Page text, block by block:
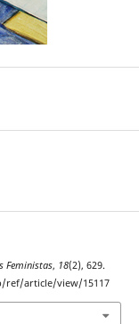
Feministas, 18(2), 629.
ref/article/view/15117